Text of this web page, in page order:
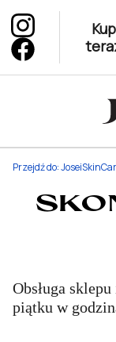
Kup
Przejdź do:
Obsługa
piątku w